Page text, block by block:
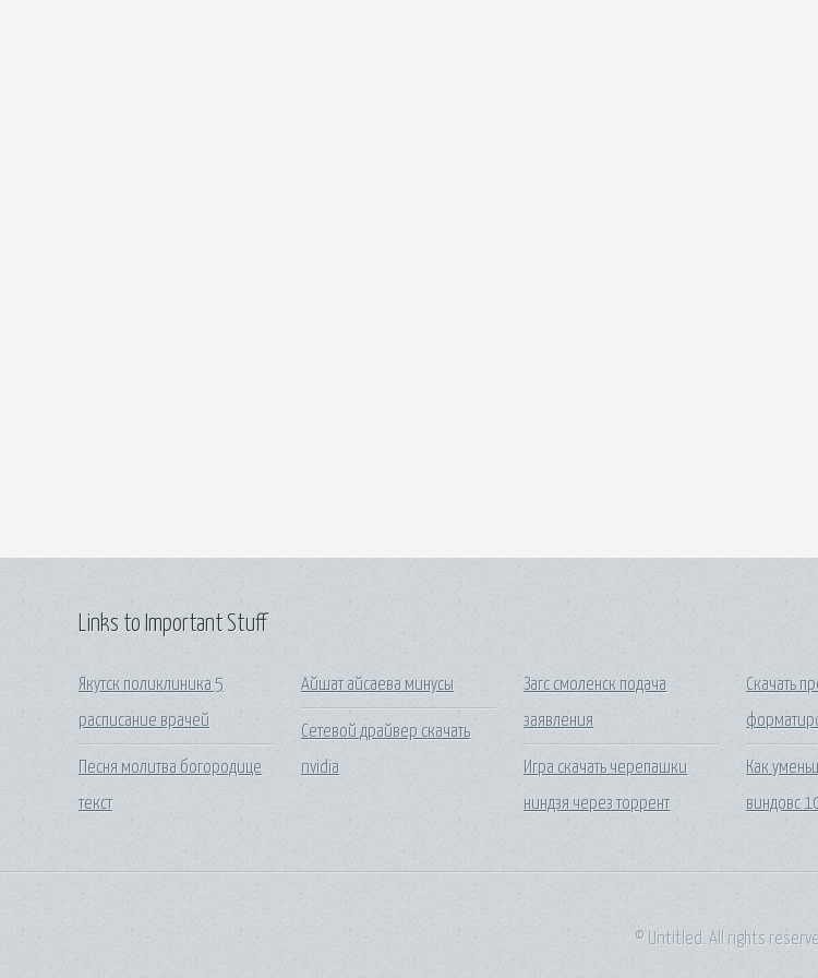
Links to Important Stuff
Якутск поликлиника 5
расписание врачей
Песня молитва богородице
текст
Айшат айсаева минусы
Сетевой драйвер скачать
nvidia
Загс смоленск подача
заявления
Игра скачать черепашки
ниндзя через торрент
Скачать
Как
виндовс
© Untitled. All rights